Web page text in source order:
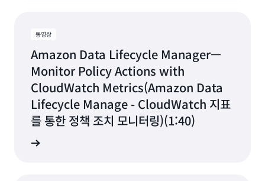
동영상
Amazon Data Lifecycle Manager—
Monitor Policy Actions with
CloudWatch Metrics(Amazon Data
Lifecycle Manage - CloudWatch 지표
를 통한 정책 조치 모니터링)(1:40)